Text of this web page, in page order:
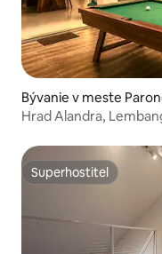
Bývanie v meste
Hrad Alandra,
Superhostiteľ
Superhostiteľ